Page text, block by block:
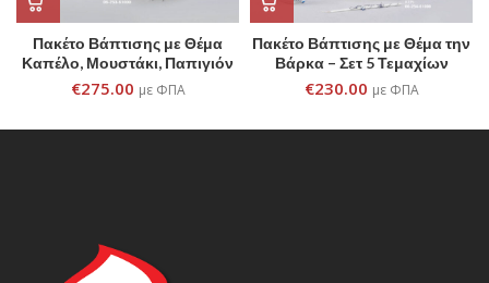
Πακέτο Βάπτισης με Θέμα
Καπέλο, Μουστάκι, Παπιγιόν
– Σετ 5 Τεμαχίων
€275.00 με ΦΠΑ
Πακέτο Βάπτισης με Θέμα την
Βάρκα – Σετ 5 Τεμαχίων
€230.00 με ΦΠΑ